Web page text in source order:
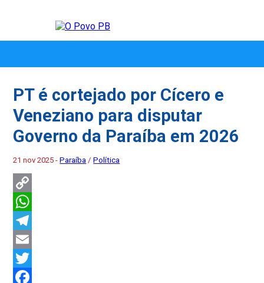
PT é cortejado por Cícero e
Veneziano para disputar
Governo da Paraíba em 2026
21 nov 2025 -Paraíba /Política
Copy
Link
WhatsApp
Telegram
Email
Twitter